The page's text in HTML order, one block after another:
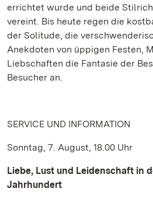
errichtet wurde und beide
vereint. Bis heute regen die
der Solitude, die
Anekdoten von üppigen Festen,
Liebschaften die Fantasie der
Besucher an.
SERVICE UND INFORMATION
Sonntag, 7. August, 18.00 Uhr
Liebe, Lust und Leidenschaft in
Jahrhundert